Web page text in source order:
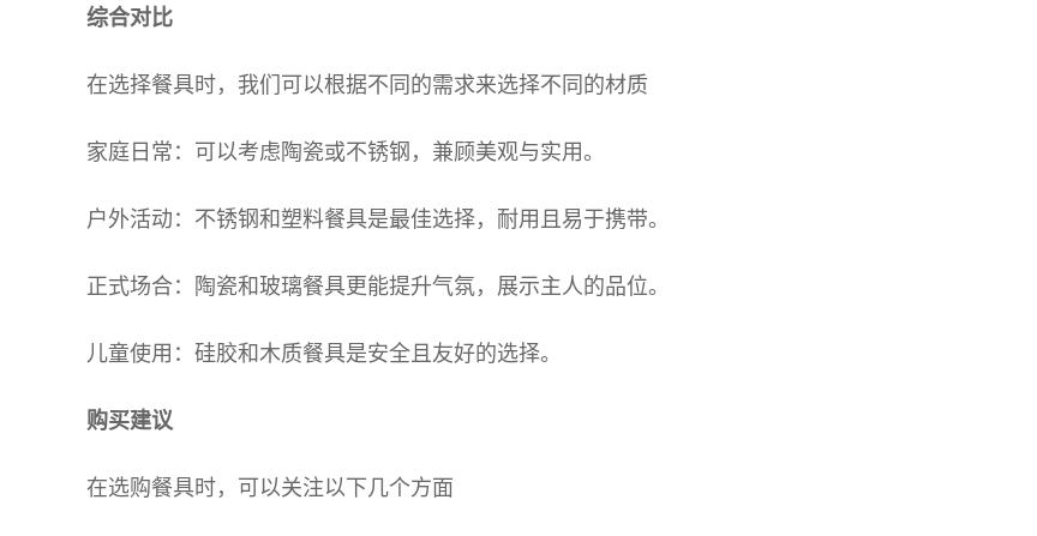
综合对比
在选择餐具时，我们可以根据不同的需求来选择不同的材质
家庭日常：可以考虑陶瓷或不锈钢，兼顾美观与实用。
户外活动：不锈钢和塑料餐具是最佳选择，耐用且易于携带。
正式场合：陶瓷和玻璃餐具更能提升气氛，展示主人的品位。
儿童使用：硅胶和木质餐具是安全且友好的选择。
购买建议
在选购餐具时，可以关注以下几个方面